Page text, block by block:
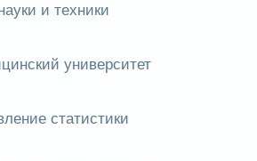
и техники
университет
статистики